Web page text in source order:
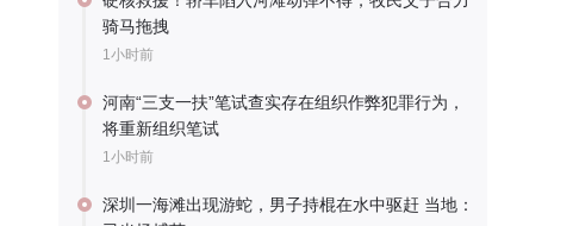
骑马拖拽
1小时前
河南“三支一扶”笔试查实存在组织作弊犯罪行为，
将重新组织笔试
1小时前
深圳一海滩出现游蛇，男子持棍在水中驱赶 当地：